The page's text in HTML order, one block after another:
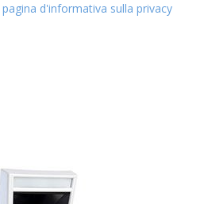
pagina d'informativa sulla privacy